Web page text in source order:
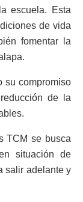
escuela. Esta
de vida
fomentar la
su compromiso
de la
TCM se busca
situación de
salir adelante y